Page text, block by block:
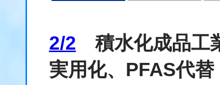
2/2 積水化成品工
実用化、PFAS代替